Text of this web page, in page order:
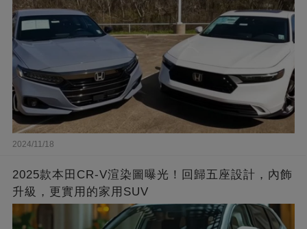
2024/11/18
2025款本田CR-V渲染圖曝光！回歸五座設計，內飾
升級，更實用的家用SUV